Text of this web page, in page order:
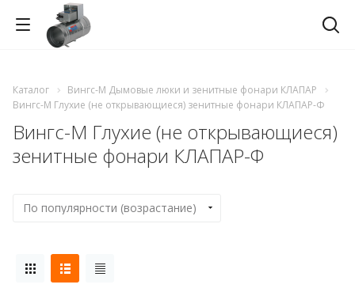
Каталог
Вингс-М Дымовые люки и зенитные фонари КЛАПАР
Вингс-М Глухие (не открывающиеся) зенитные фонари КЛАПАР-Ф
Вингс-М Глухие (не открывающиеся)
зенитные фонари КЛАПАР-Ф